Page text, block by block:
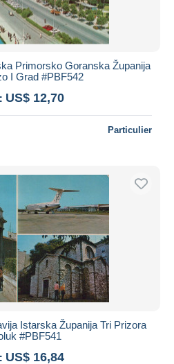
Primorsko Goranska Županija
I Grad #PBF542
US$ 12,70
Particulier
Istarska Županija Tri Prizora
#PBF541
US$ 16,84